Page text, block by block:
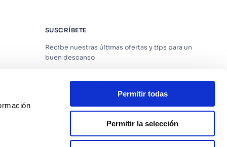
Permitir todas
Permitir la selección
SUSCRÍBETE
Recibe nuestras últimas ofertas y tips para un
buen descanso
Acepto losTérminos y CondicionesyPolítica
SUSCRIBIRME